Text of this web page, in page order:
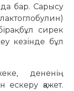
бар. Сарысу
бұл сирек
кезінде бұл
дененің
ескеру қажет.